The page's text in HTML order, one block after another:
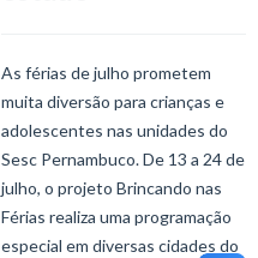
As férias de julho prometem
muita diversão para crianças e
adolescentes nas unidades do
Sesc Pernambuco. De 13 a 24 de
julho, o projeto Brincando nas
Férias realiza uma programação
especial em diversas cidades do